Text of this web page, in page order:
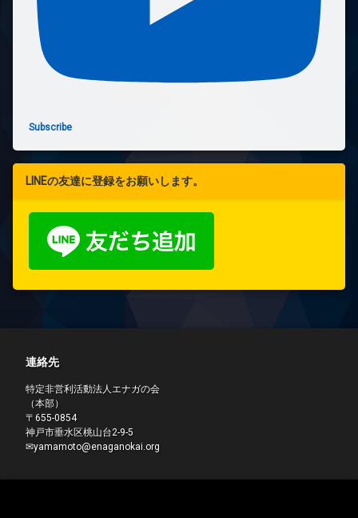
Subscribe
LINEの友達に登録をお願いします。
連絡先
特定非営利活動法人エナガの会
（本部）
〒655-0854
神戸市垂水区桃山台2-9-5
✉yamamoto@enaganokai.org